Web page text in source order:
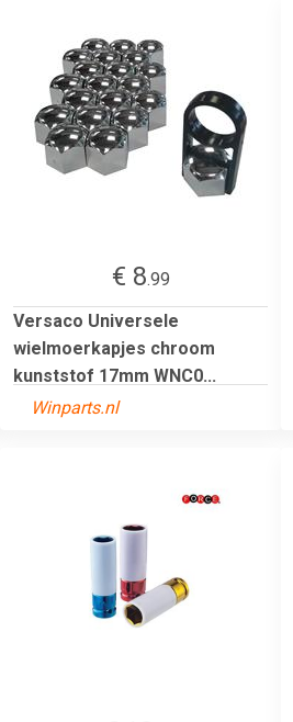
€ 8.99
Versaco Universele
wielmoerkapjes chroom
kunststof 17mm WNC0...
Winparts.nl